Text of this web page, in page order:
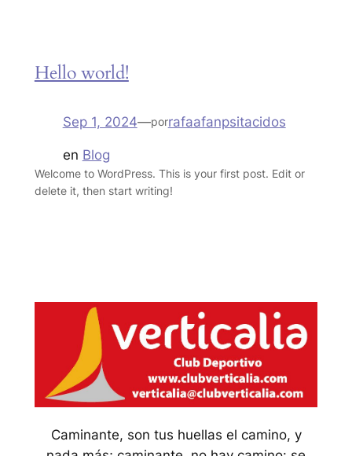
Hello world!
Sep 1, 2024—porrafaafanpsitacidos
en Blog
Welcome to WordPress. This is your first post. Edit or
delete it, then start writing!
Caminante, son tus huellas el camino, y